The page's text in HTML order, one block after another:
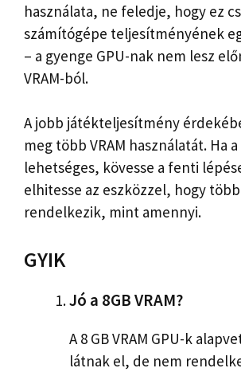
használata, ne feledje, hogy ez
számítógépe teljesítményének
– a gyenge GPU-nak nem lesz
VRAM-ból.
A jobb játékteljesítmény
meg több VRAM használatát. Ha
lehetséges, kövesse a fenti
elhitesse az eszközzel, hogy több
rendelkezik, mint amennyi.
GYIK
Jó a 8GB VRAM?
A 8 GB VRAM GPU-k
látnak el, de nem